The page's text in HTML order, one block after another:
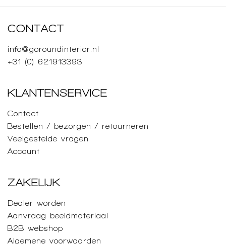
CONTACT
info@goroundinterior.nl
+31 (0) 621913393
KLANTENSERVICE
Contact
Bestellen / bezorgen / retourneren
Veelgestelde vragen
Account
ZAKELIJK
Dealer worden
Aanvraag beeldmateriaal
B2B webshop
Algemene voorwaarden